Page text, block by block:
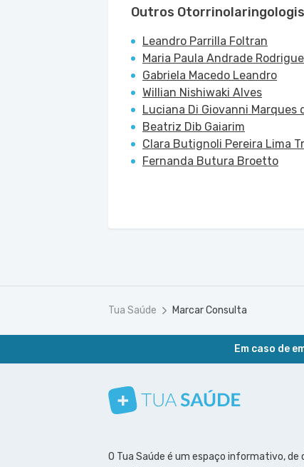
Outros
Leandro Parrilla Foltran
Maria Paula Andrade
Gabriela Macedo Leandro
Willian Nishiwaki Alves
Luciana Di Giovanni Marques
Beatriz Dib Gaiarim
Clara Butignoli Pereira Lima
Fernanda Butura Broetto
Tua Saúde Marcar Consulta
Em caso de
Conheça nosso canal
Siga a gente no Instagram
Siga a gente no Facebook
Siga a gente no Pinterest
O Tua Saúde é um espaço informativo,